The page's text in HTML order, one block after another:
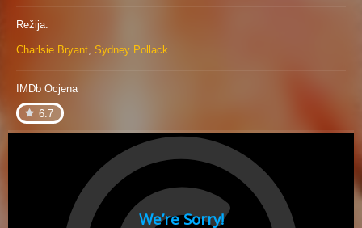
Režija:
Charlsie Bryant, Sydney Pollack
IMDb Ocjena
6.7